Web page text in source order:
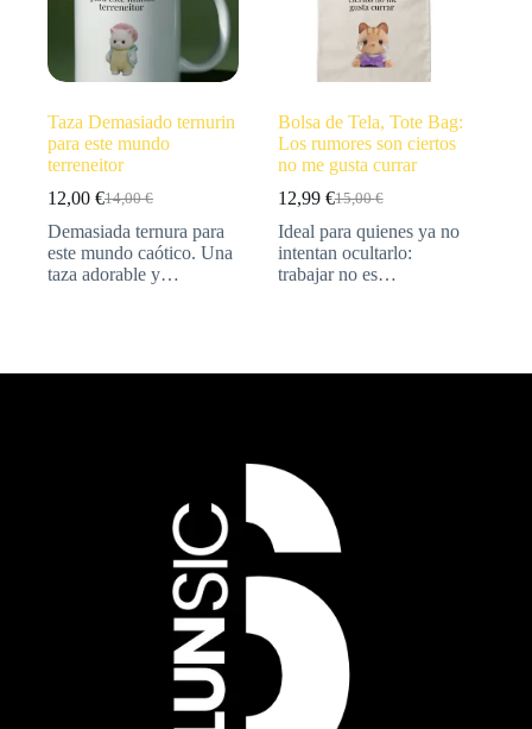
Taza Demasiado ternurin
para este mundo
terreneitor
14,00€
12,00 €
Demasiada ternura para
este mundo caótico. Una
taza adorable y…
Bolsa de Tela, Tote Bag:
Los rumores son ciertos
no me gusta currar
15,00€
12,99 €
Ideal para quienes ya no
intentan ocultarlo:
trabajar no es…